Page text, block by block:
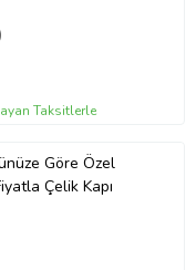
Parlak)
Taksitlerle
Göre Özel
Çelik Kapı